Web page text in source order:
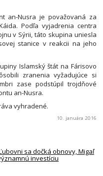
an-Nusra je považovaná za
Podľa vyjadrenia centra
v Sýrii, táto skupina uniesla
stanice v reakcii na jeho
Islamský štát na Fárisovo
zranenia vyžadujúce si
zase podstúpil trojdňové
an-Nusra.
vyhradené.
10. januára 2016
sa dočká obnovy, Migaľ
investíciu